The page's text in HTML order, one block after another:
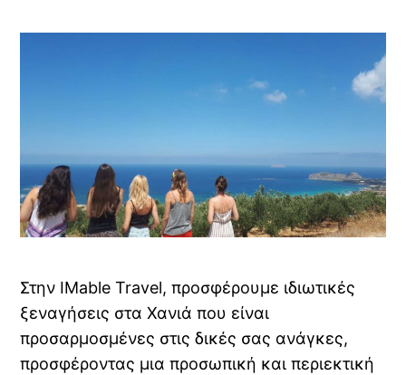
Στην IMable Travel, προσφέρουμε ιδιωτικές
ξεναγήσεις στα Χανιά που είναι
προσαρμοσμένες στις δικές σας ανάγκες,
προσφέροντας μια προσωπική και περιεκτική